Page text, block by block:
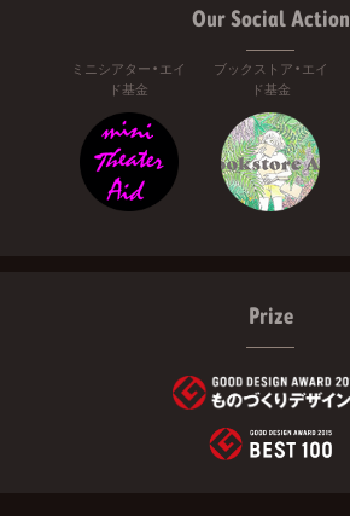
Our Social Action
ミニシアター・エイ
ド基金
ブックストア・エイ
ド基金
Prize